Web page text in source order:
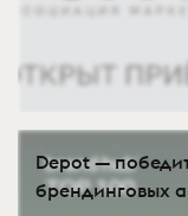
Depot —
брендинговых